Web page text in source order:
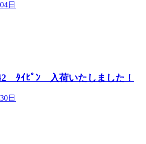
日
ﾀｲﾋﾟﾝ 入荷いたしました！
日